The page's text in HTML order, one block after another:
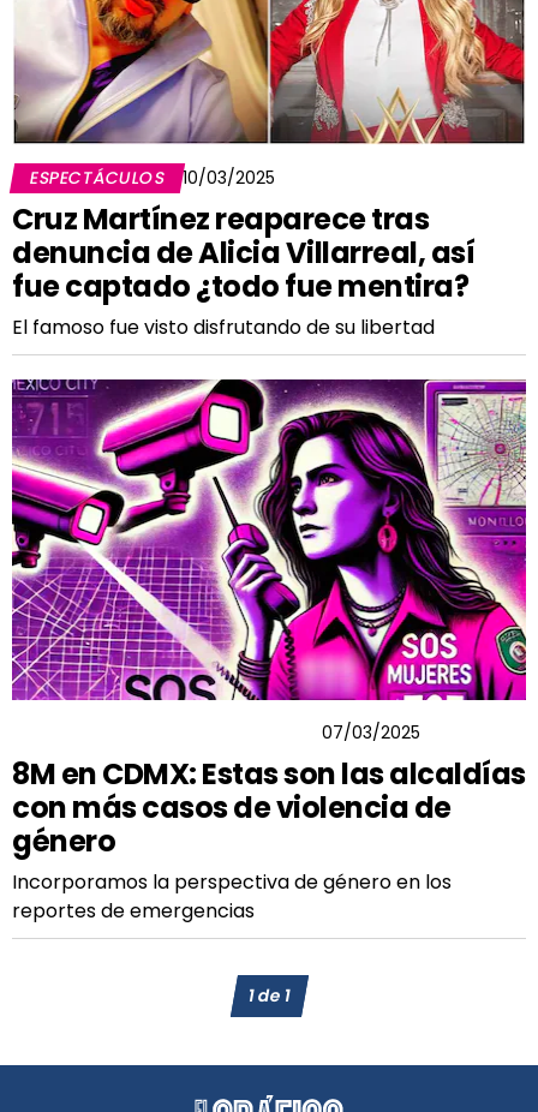
ESPECTÁCULOS 10/03/2025
Cruz Martínez reaparece tras
denuncia de Alicia Villarreal, así
fue captado ¿todo fue mentira?
El famoso fue visto disfrutando de su libertad
07/03/2025
8M en CDMX: Estas son las alcaldías
con más casos de violencia de
género
Incorporamos la perspectiva de género en los
reportes de emergencias
1de1